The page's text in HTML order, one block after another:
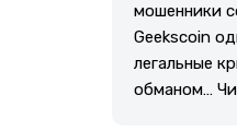
мошенники
Geekscoin
легальные
обманом…